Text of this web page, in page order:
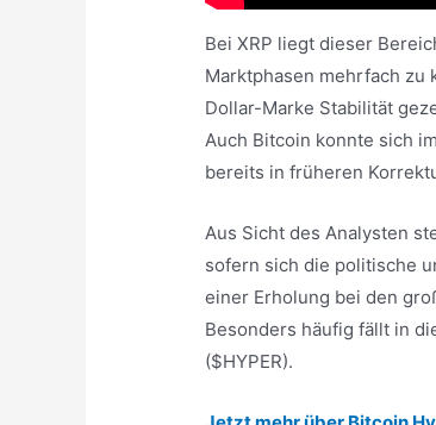
Bei XRP liegt dieser
Marktphasen mehrfach zu
Dollar-Marke Stabilität
Auch Bitcoin konnte sich
bereits in früheren
Aus Sicht des Analysten
sofern sich die politische
einer Erholung bei den
Besonders häufig fällt in
($HYPER).